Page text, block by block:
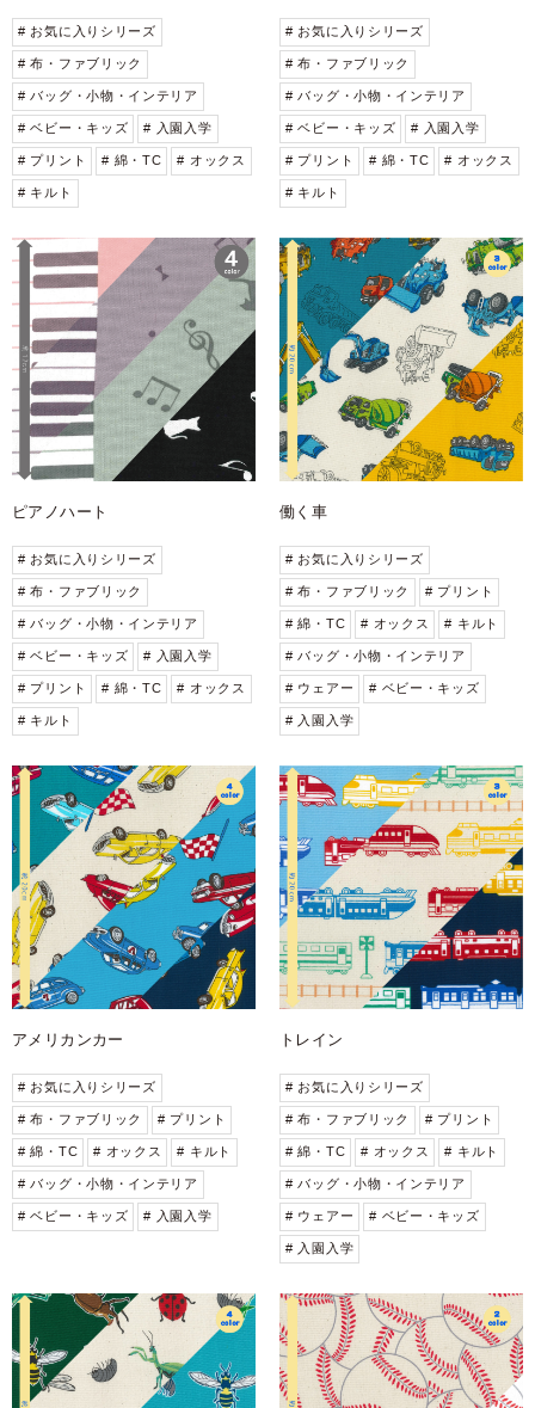
# お気に入りシリーズ
# 布・ファブリック
# バッグ・小物・インテリア
# ベビー・キッズ # 入園入学
# プリント # 綿・TC # オックス
# キルト
# お気に入りシリーズ
# 布・ファブリック
# バッグ・小物・インテリア
# ベビー・キッズ # 入園入学
# プリント # 綿・TC # オックス
# キルト
ピアノハート
# お気に入りシリーズ
# 布・ファブリック
# バッグ・小物・インテリア
# ベビー・キッズ # 入園入学
# プリント # 綿・TC # オックス
# キルト
働く車
# お気に入りシリーズ
# 布・ファブリック # プリント
# 綿・TC # オックス # キルト
# バッグ・小物・インテリア
# ウェアー # ベビー・キッズ
# 入園入学
アメリカンカー
# お気に入りシリーズ
# 布・ファブリック # プリント
# 綿・TC # オックス # キルト
# バッグ・小物・インテリア
# ベビー・キッズ # 入園入学
トレイン
# お気に入りシリーズ
# 布・ファブリック # プリント
# 綿・TC # オックス # キルト
# バッグ・小物・インテリア
# ウェアー # ベビー・キッズ
# 入園入学